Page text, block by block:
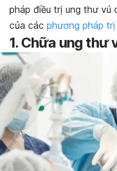
pháp điều trị ung thư vú
của các phương pháp trị
1. Chữa ung thư